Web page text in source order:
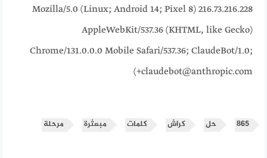
216.73.216.228 Mozilla/5.0 (Linux; Android 14; Pixel 8)
AppleWebKit/537.36 (KHTML, like Gecko)
Chrome/131.0.0.0 Mobile Safari/537.36; ClaudeBot/1.0;
+claudebot@anthropic.com)
٨٦٥ حل كراش كلمات مبعثرة مرحلة